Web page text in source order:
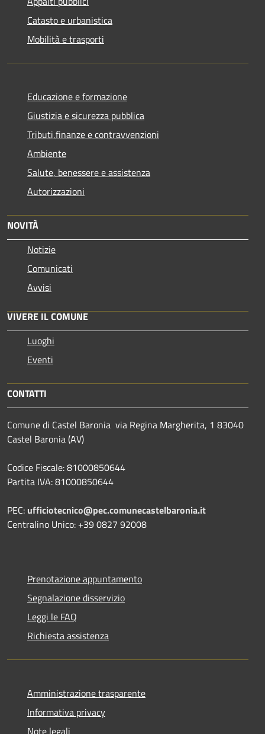
Catasto e urbanistica
Mobilità e trasporti
Educazione e formazione
Giustizia e sicurezza pubblica
Tributi,finanze e contravvenzioni
Ambiente
Salute, benessere e assistenza
Autorizzazioni
NOVITÀ
Notizie
Comunicati
Avvisi
VIVERE IL COMUNE
Luoghi
Eventi
CONTATTI
Comune di Castel Baronia via Regina Margherita, 1 83040
Castel Baronia (AV)
Codice Fiscale: 81000850644
Partita IVA: 81000850644
PEC: ufficiotecnico@pec.comunecastelbaronia.it
Centralino Unico: +39 0827 92008
Prenotazione appuntamento
Segnalazione disservizio
Leggi le FAQ
Richiesta assistenza
Amministrazione trasparente
Informativa privacy
Note legali